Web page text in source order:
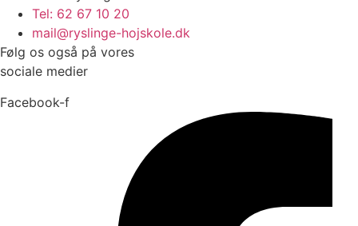
Tel: 62 67 10 20
mail@ryslinge-hojskole.dk
Følg os også på vores
sociale medier
Facebook-f